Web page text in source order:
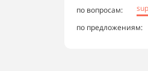
по вопросам:
по предложениям: